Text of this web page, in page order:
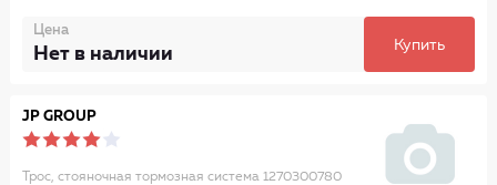
Цена
Нет в наличии Купить
JP GROUP
Трос, стояночная тормозная система 1270300780